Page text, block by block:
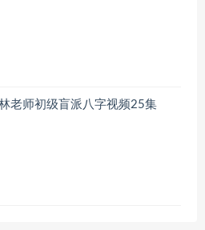
老师初级盲派八字视频25集